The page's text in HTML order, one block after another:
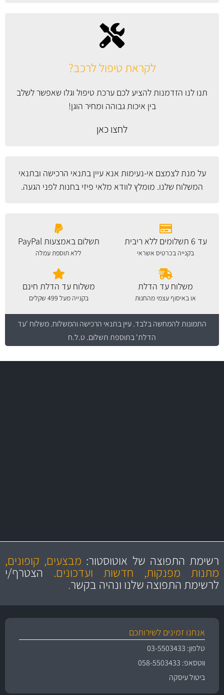
לקראת טיפול לרכב?
תנו לנו הזדמנות להציע לכם ערכת טיפול וגלו שאפשר לשלב
בין איכות גבוהה ומחיר הוגן!
לחצו כאן
על מנת לצמצם אי-נעימות אנא עייןבתנאי הרכישה ובתנאי
המשלוח שלנו. מומלץ לוודא מלאי פיזי בחנות לפני הגעה.
עד 6 תשלומים ללא ריבית
בקנייה בכרטיס אשראי
תשלום באמצעות PayPal
ללא תוספת עמלה
משלוח עד הדלת
או באיסוף עצמי מהחנות
משלוח עד הדלת חינם
בקנייה מעל 499 שקלים
התמונות להמחשה בלבד.עיין בתנאי הרכישה והמשלוח. משלוח 'עד
הדלת' בתוספת תשלום. ט.ל.ח
מקצועיות
ושירות מצויין
מחירים
הוגנים
והיצע מוצרים איכותירשימת התפוצה של אוטוסטור: מבצעים, קופונים,
מתנות מפנקות, חדשות ועדכונים.הצטרף/י
לרשימת התפוצה שלנו ונהיה בקשר.
אנחנו זמינים לשירותכם
טלפון: 03-5503433
ווטסאפ: 058-5503433
ביטול עיסקה